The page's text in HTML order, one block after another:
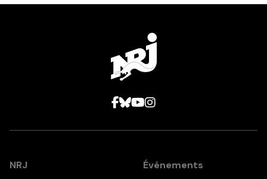
NRJ Événements